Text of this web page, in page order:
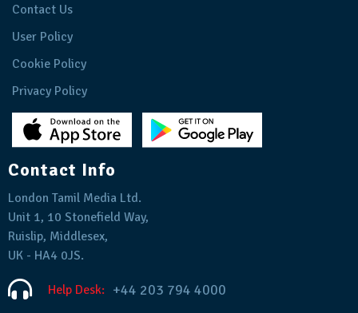
Contact Us
User Policy
Cookie Policy
Privacy Policy
Contact Info
London Tamil Media Ltd.
Unit 1, 10 Stonefield Way,
Ruislip, Middlesex,
UK - HA4 0JS.
Help Desk: +44 203 794 4000